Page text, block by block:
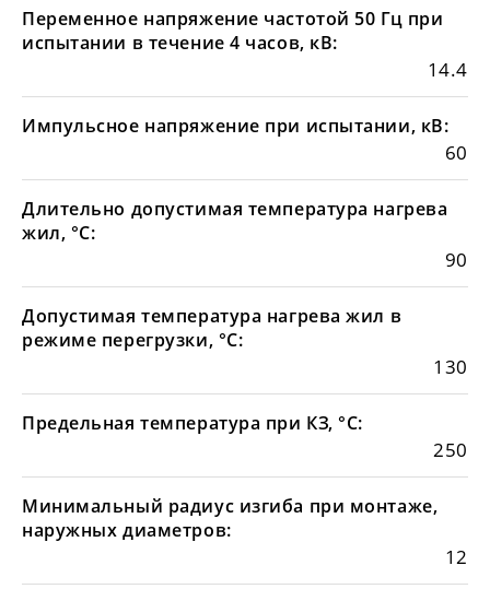
Переменное напряжение частотой 50 Гц при
испытании в течение 4 часов, кВ:
14.4
Импульсное напряжение при испытании, кВ:
60
Длительно допустимая температура нагрева
жил, °С:
90
Допустимая температура нагрева жил в
режиме перегрузки, °С:
130
Предельная температура при КЗ, °С:
250
Минимальный радиус изгиба при монтаже,
наружных диаметров:
12